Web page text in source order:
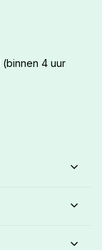
(binnen 4 uur